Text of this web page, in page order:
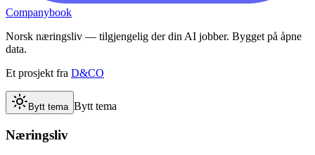
Companybook
Norsk næringsliv — tilgjengelig der din AI jobber. Bygget på åpne
data.
Et prosjekt fra D&CO
Bytt tema Bytt tema
Næringsliv